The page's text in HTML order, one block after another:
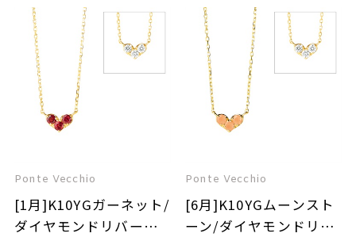
Ponte Vecchio
[1月]K10YGガーネット/
ダイヤモンドリバーシ
Ponte Vecchio
[6月]K10YGムーンスト
ーン/ダイヤモンドリバ